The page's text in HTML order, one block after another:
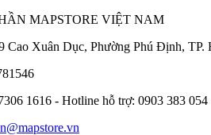
MAPSTORE VIỆT NAM
Cao Xuân Dục, Phường Phú Định,
1616 - Hotline hỗ trợ: 0903 383 054